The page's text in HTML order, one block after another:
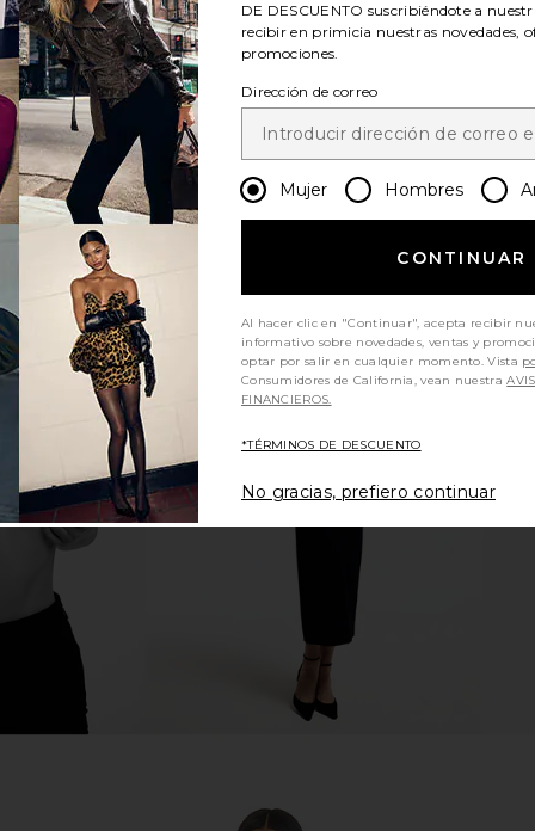
Wrap Tie
I.AM.GIA
$85
ver más
DE DESCUENTO suscribiéndote a
recibir en primicia nuestras novedades,
promociones.
Dirección de correo
Mujer Hombres
CONTINUAR
Al hacer clic en "Continuar", acepta recibir
informativo sobre novedades, ventas y
optar por salir en cualquier momento. Vista
Consumidores de California, vean nuestra
FINANCIEROS.
*TÉRMINOS DE DESCUENTO
No gracias, prefiero continuar